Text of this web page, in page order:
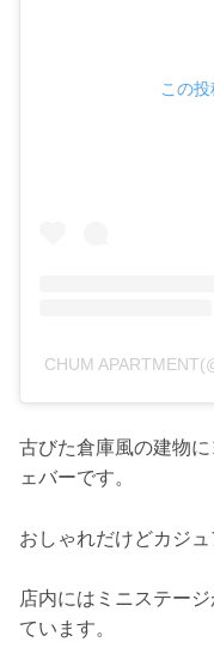
この
CHUM
古びた倉庫風の建物
ェバーです。
おしゃれだけどカジ
店内にはミニステー
ています。